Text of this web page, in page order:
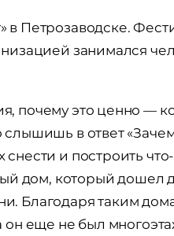
в Петрозаводске.
занимался
почему это ценно —
в ответ
и построить
дом, который дошел
Благодаря таким
он еще не был